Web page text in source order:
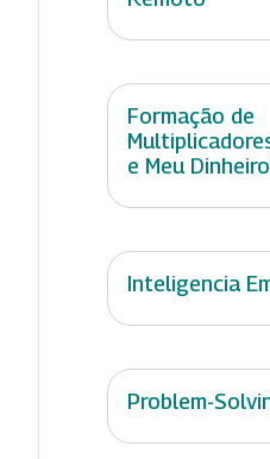
Formação de
e Meu
Inteligencia
Problem-